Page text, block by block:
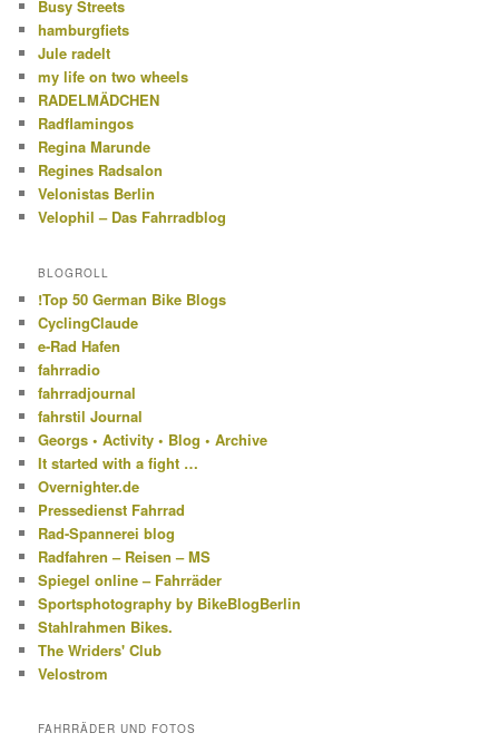
Busy Streets
hamburgfiets
Jule radelt
my life on two wheels
RADELMÄDCHEN
Radflamingos
Regina Marunde
Regines Radsalon
Velonistas Berlin
Velophil – Das Fahrradblog
BLOGROLL
!Top 50 German Bike Blogs
CyclingClaude
e-Rad Hafen
fahrradio
fahrradjournal
fahrstil Journal
Georgs • Activity • Blog • Archive
It started with a fight …
Overnighter.de
Pressedienst Fahrrad
Rad-Spannerei blog
Radfahren – Reisen – MS
Spiegel online – Fahrräder
Sportsphotography by BikeBlogBerlin
Stahlrahmen Bikes.
The Wriders' Club
Velostrom
FAHRRÄDER UND FOTOS